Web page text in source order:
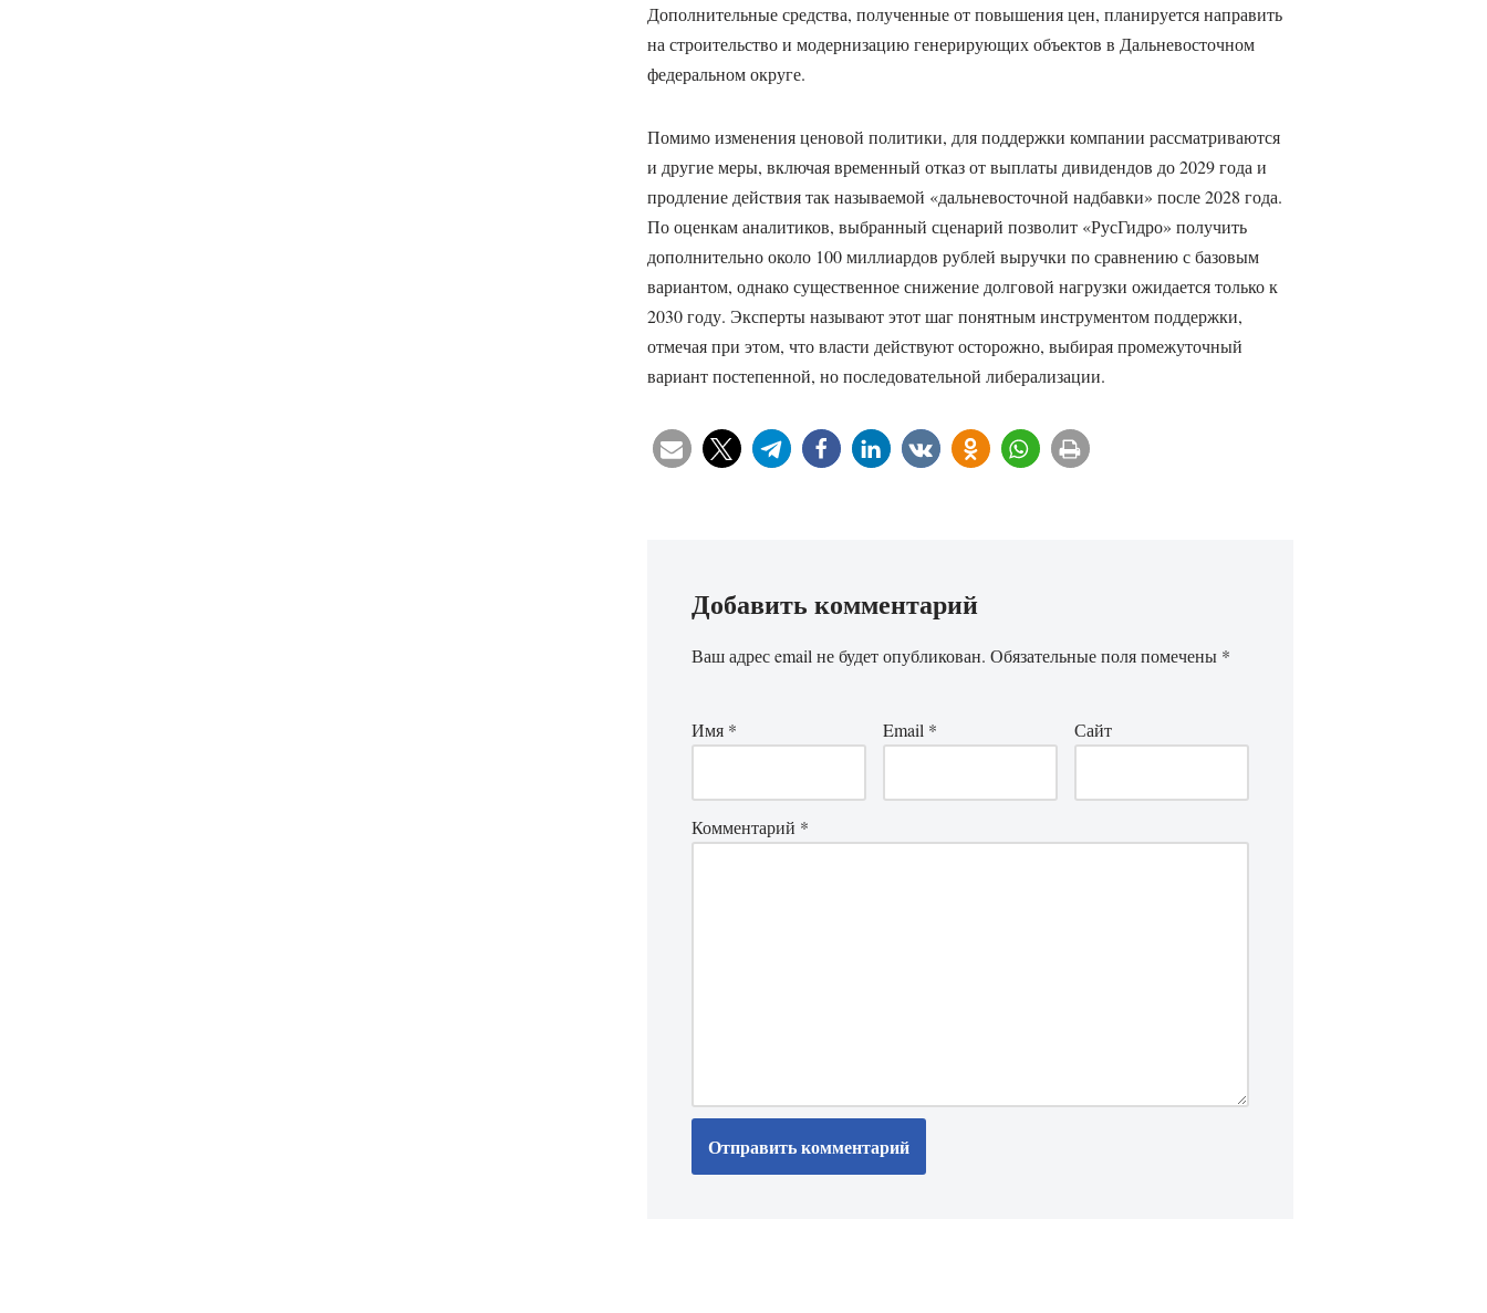
Дополнительные средства, полученные от повышения цен, планируется направить
на строительство и модернизацию генерирующих объектов в Дальневосточном
федеральном округе.
Помимо изменения ценовой политики, для поддержки компании рассматриваются
и другие меры, включая временный отказ от выплаты дивидендов до 2029 года и
продление действия так называемой «дальневосточной надбавки» после 2028 года.
По оценкам аналитиков, выбранный сценарий позволит «РусГидро» получить
дополнительно около 100 миллиардов рублей выручки по сравнению с базовым
вариантом, однако существенное снижение долговой нагрузки ожидается только к
2030 году. Эксперты называют этот шаг понятным инструментом поддержки,
отмечая при этом, что власти действуют осторожно, выбирая промежуточный
вариант постепенной, но последовательной либерализации.
Добавить комментарий
Ваш адрес email не будет опубликован. Обязательные поля помечены *
Имя * Email * Сайт
Комментарий *